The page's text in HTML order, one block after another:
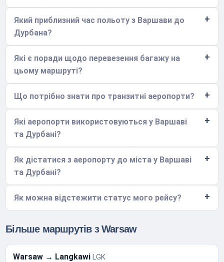
Який приблизний час польоту з Варшави до
Дурбана?
Які є поради щодо перевезення багажу на
цьому маршруті?
Що потрібно знати про транзитні аеропорти?
Які аеропорти використовуються у Варшаві
та Дурбані?
Як дістатися з аеропорту до міста у Варшаві
та Дурбані?
Як можна відстежити статус мого рейсу?
Більше маршрутів з Warsaw
Warsaw → LangkawiLGK